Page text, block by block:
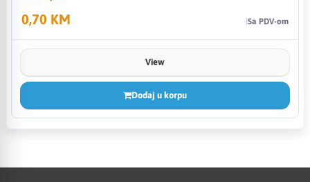
0,70 KM Sa PDV-om
View
Dodaj u korpu